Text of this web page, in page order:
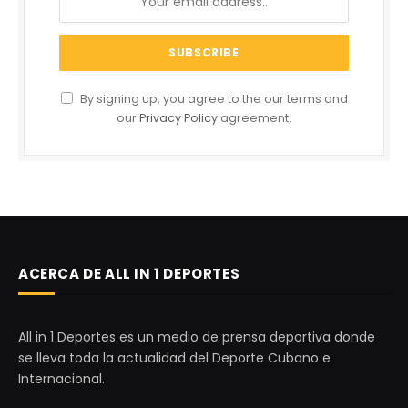
By signing up, you agree to the our terms and
ourPrivacy Policy agreement.
ACERCA DE ALL IN 1 DEPORTES
All in 1 Deportes es un medio de prensa deportiva donde
se lleva toda la actualidad del Deporte Cubano e
Internacional.